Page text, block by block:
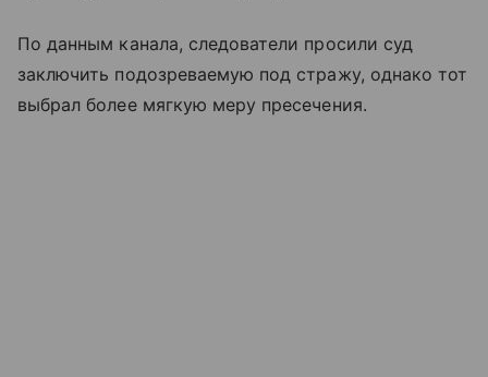
По данным канала, следователи просили суд
заключить подозреваемую под стражу, однако тот
выбрал более мягкую меру пресечения.